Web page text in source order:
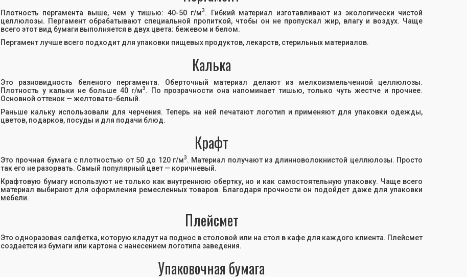
Плотность пергамента выше, чем у тишью: 40-50 г/м3. Гибкий материал изготавливают из экологически чистой
целлюлозы. Пергамент обрабатывают специальной пропиткой, чтобы он не пропускал жир, влагу и воздух. Чаще
всего этот вид бумаги выполняется в двух цвета: бежевом и белом.
Пергамент лучше всего подходит для упаковки пищевых продуктов, лекарств, стерильных материалов.
Калька
Это разновидность беленого пергамента. Оберточный материал делают из мелкоизмельченной целлюлозы.
Плотность у кальки не больше 40 г/м3. По прозрачности она напоминает тишью, только чуть жестче и прочнее.
Основной оттенок — желтовато-белый.
Раньше кальку использовали для черчения. Теперь на ней печатают логотип и применяют для упаковки одежды,
цветов, подарков, посуды и для подачи блюд.
Крафт
Это прочная бумага с плотностью от 50 до 120 г/м3. Материал получают из длинноволокнистой целлюлозы. Просто
так его не разорвать. Самый популярный цвет — коричневый.
Крафтовую бумагу используют не только как внутреннюю обертку, но и как самостоятельную упаковку. Чаще всего
материал выбирают для оформления ремесленных товаров. Благодаря прочности он подойдет даже для упаковки
мебели.
Плейсмет
Это одноразовая салфетка, которую кладут на поднос в столовой или на стол в кафе для каждого клиента. Плейсмет
создается из бумаги или картона с нанесением логотипа заведения.
Упаковочная бумага